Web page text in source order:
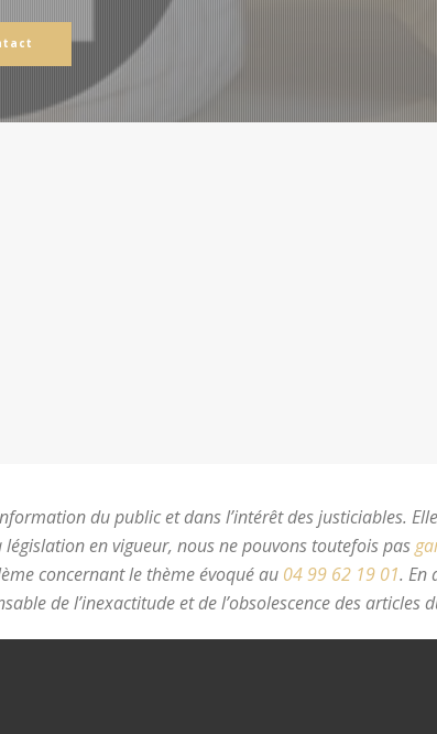
du public et dans l’intérêt des justiciables.
en vigueur, nous ne pouvons toutefois pas
concernant le thème évoqué au 04 99 62 19 01. En
de l’inexactitude et de l’obsolescence des articles